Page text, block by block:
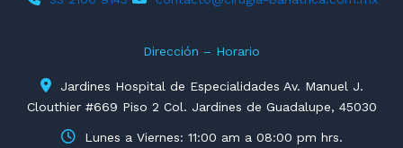
Dirección – Horario
Jardines Hospital de Especialidades Av. Manuel J.
Clouthier #669 Piso 2 Col. Jardines de Guadalupe, 45030
Lunes a Viernes: 11:00 am a 08:00 pm hrs.